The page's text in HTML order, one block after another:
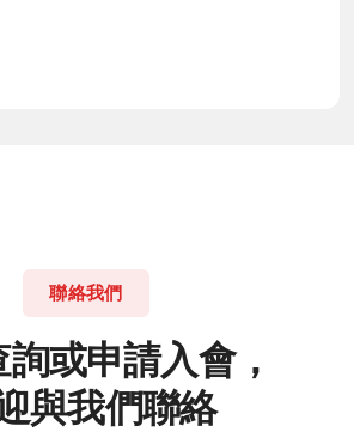
聯絡我們
詢或申請入會，
與我們聯絡